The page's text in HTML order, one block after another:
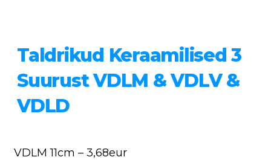
Taldrikud Keraamilised 3
Suurust VDLM & VDLV &
VDLD
VDLM 11cm – 3,68eur